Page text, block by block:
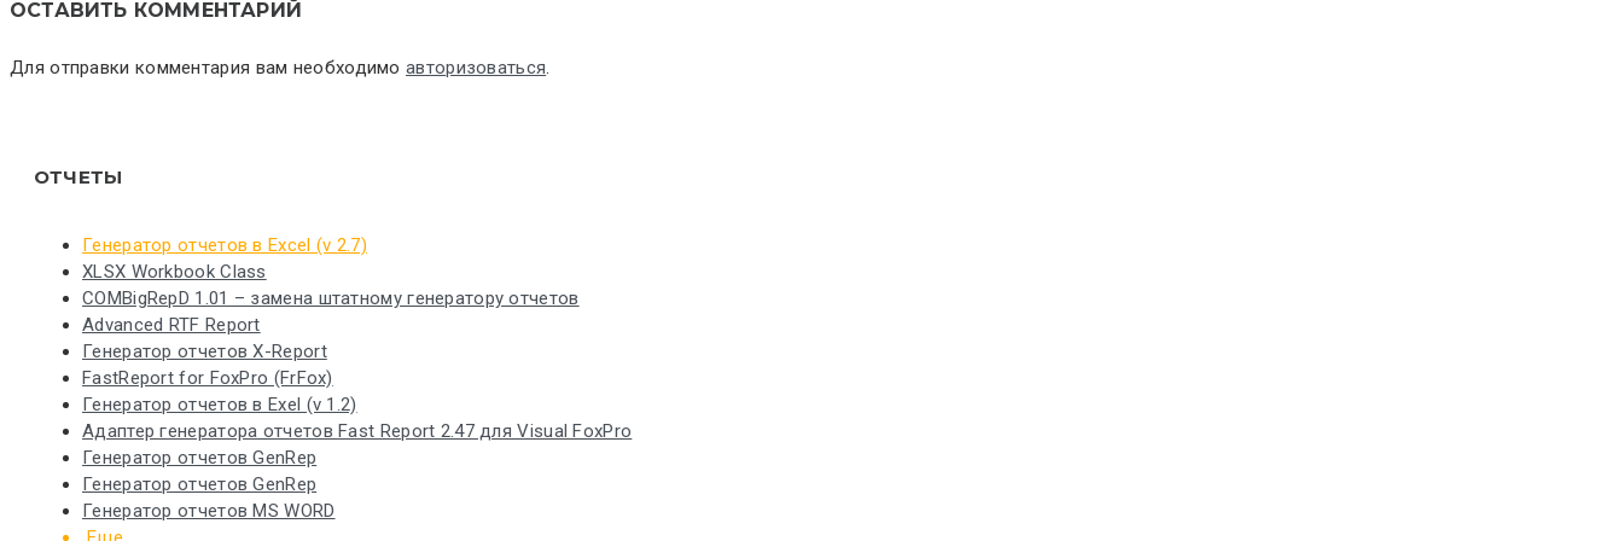
ОСТАВИТЬ КОММЕНТАРИЙ
Для отправки комментария вам необходимоавторизоваться.
ОТЧЕТЫ
Генератор отчетов в Excel (v 2.7)
XLSX Workbook Class
COMBigRepD 1.01 – замена штатному генератору отчетов
Advanced RTF Report
Генератор отчетов X-Report
FastReport for FoxPro (FrFox)
Генератор отчетов в Exel (v 1.2)
Адаптер генератора отчетов Fast Report 2.47 для Visual FoxPro
Генератор отчетов GenRep
Генератор отчетов GenRep
Генератор отчетов MS WORD